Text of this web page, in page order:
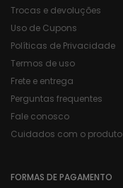
Trocas e devoluções
Uso de Cupons
Políticas de Privacidade
Termos de uso
Frete e entrega
Perguntas frequentes
Fale conosco
Cuidados com o produto
FORMAS DE PAGAMENTO